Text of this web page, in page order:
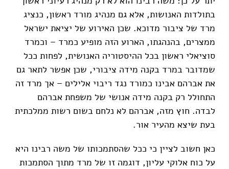
בתולדות האנושות, אלא גם מנהיג מורד ראשון, כנציג
מרד של ציבור מדוכא. שכן האירוע של יציאת ישראל
ממצרים, בהנהגתו, הארוע הזה מופיע כמרד – וכמרד
סוציאלי ראשון בכל ההיסטוריה האנושית, לפחות ככל
שמדובר במרד בקנה מידה ציבורי, שכן אפשר לתאר גם
את אברהם אבינו כמורד נגד ריבוי אלילים – אך מרד זה
התחולל רק בקנה מידה אנושי של משפחת אברהם
לבדה. חוץ מזה, אברהם לא נלחם בשום רשות ממלכתית
בעת שיצא מהעיר אור.
כאן חשוב לציין כי ככל שהסתמכותו של משה רבינו היא
על כוח אלוקי עליון, דוגמה זו של מרד מתוך הסתמכות